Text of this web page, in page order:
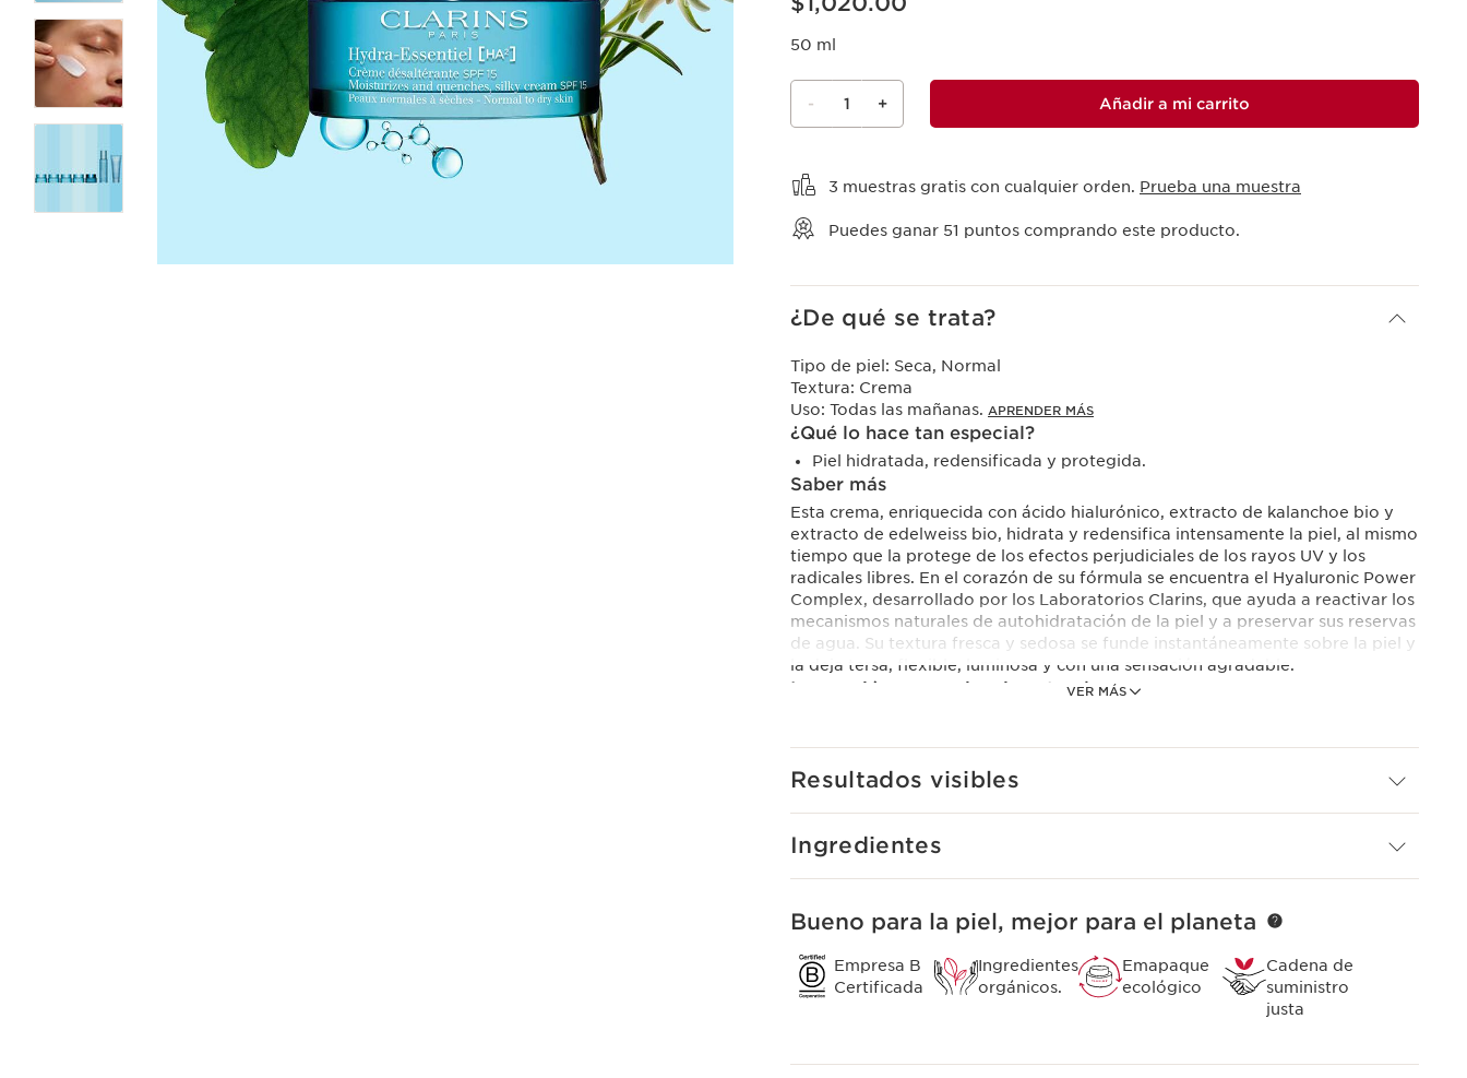
50 ml
- 1 + Añadir a mi carrito
3 muestras gratis con cualquier orden. Prueba una muestra
Puedes ganar 51 puntos comprando este producto.
¿De qué se trata?
VER MÁS
Tipo de piel: Seca, Normal
Textura: Crema
Uso: Todas las mañanas. APRENDER MÁS
¿Qué lo hace tan especial?
Piel hidratada, redensificada y protegida.
Saber más
Esta crema, enriquecida con ácido hialurónico, extracto de kalanchoe bio y
extracto de edelweiss bio, hidrata y redensifica intensamente la piel, al mismo
tiempo que la protege de los efectos perjudiciales de los rayos UV y los
radicales libres. En el corazón de su fórmula se encuentra el Hyaluronic Power
Complex, desarrollado por los Laboratorios Clarins, que ayuda a reactivar los
mecanismos naturales de autohidratación de la piel y a preservar sus reservas
de agua. Su textura fresca y sedosa se funde instantáneamente sobre la piel y
la deja tersa, flexible, luminosa y con una sensación agradable.
Innovación y experiencia natural
[HA2] de bajo y alto peso molecular con extracto de kalanchoe bio.
Piel redensificada en 60 segundos*. * Test realizado con 110 mujeres
60 segundos después de aplicar la Crème Désaltérante SPF 15.
Resultados visibles
Ingredientes
Bueno para la piel, mejor para el planeta
Empresa B
Certificada
Ingredientes
orgánicos.
Emapaque
ecológico
Cadena de
suministro
justa